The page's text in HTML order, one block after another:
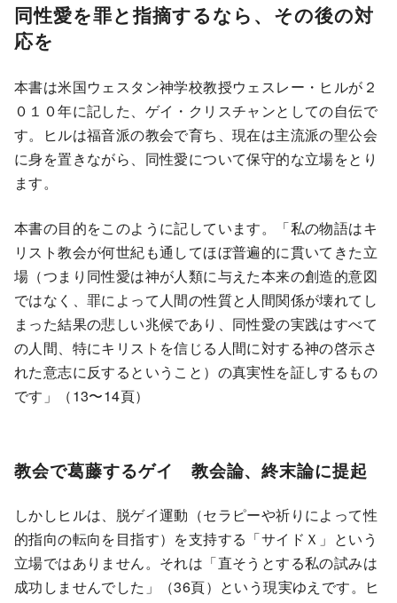
同性愛を罪と指摘するなら、その後の対
応を
本書は米国ウェスタン神学校教授ウェスレー・ヒルが２
０１０年に記した、ゲイ・クリスチャンとしての自伝で
す。ヒルは福音派の教会で育ち、現在は主流派の聖公会
に身を置きながら、同性愛について保守的な立場をとり
ます。
本書の目的をこのように記しています。「私の物語はキ
リスト教会が何世紀も通してほぼ普遍的に貫いてきた立
場（つまり同性愛は神が人類に与えた本来の創造的意図
ではなく、罪によって人間の性質と人間関係が壊れてし
まった結果の悲しい兆候であり、同性愛の実践はすべて
の人間、特にキリストを信じる人間に対する神の啓示さ
れた意志に反するということ）の真実性を証しするもの
です」（13〜14頁）
教会で葛藤するゲイ 教会論、終末論に提起
しかしヒルは、脱ゲイ運動（セラピーや祈りによって性
的指向の転向を目指す）を支持する「サイドＸ」という
立場ではありません。それは「直そうとする私の試みは
成功しませんでした」（36頁）という現実ゆえです。ヒ